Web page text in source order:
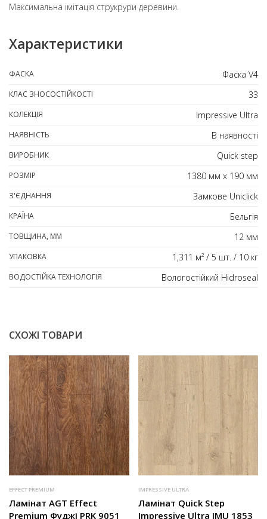
Максимальна імітація струкрури деревини.
Характеристики
ФАСКА Фаска V4
КЛАС ЗНОСОСТІЙКОСТІ 33
КОЛЕКЦІЯ Impressive Ultra
НАЯВНІСТЬ В наявності
ВИРОБНИК Quick step
РОЗМІР 1380 мм х 190 мм
З'ЄДНАННЯ Замкове Uniclick
КРАЇНА Бельгія
ТОВЩИНА, ММ 12 мм
УПАКОВКА 1,311 м² / 5 шт. / 10 кг
ВОДОСТІЙКА ТЕХНОЛОГІЯ Вологостійкий Hidroseal
СХОЖІ ТОВАРИ
EFFECT PREMIUM
Ламінат AGT Effect
Premium Фуджі PRK 9051
IMPRESSIVE ULTRA
Ламінат Quick Step
Impressive Ultra IMU 1853